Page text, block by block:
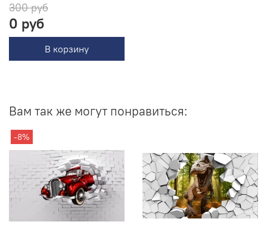
300 руб
0 руб
В корзину
Вам так же могут понравиться:
-8%